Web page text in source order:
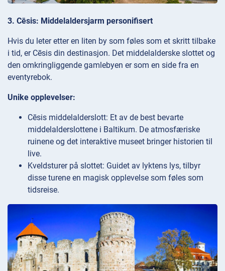
3. Cēsis: Middelaldersjarm personifisert
Hvis du leter etter en liten by som føles som et skritt tilbake
i tid, er Cēsis din destinasjon. Det middelalderske slottet og
den omkringliggende gamlebyen er som en side fra en
eventyrebok.
Unike opplevelser:
Cēsis middelalderslott: Et av de best bevarte
middelalderslottene i Baltikum. De atmosfæriske
ruinene og det interaktive museet bringer historien til
live.
Kveldsturer på slottet: Guidet av lyktens lys, tilbyr
disse turene en magisk opplevelse som føles som
tidsreise.